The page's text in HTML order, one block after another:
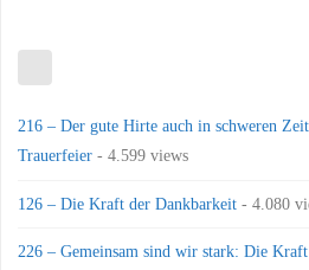
216 – Der gute Hirte auch in schweren
Trauerfeier - 4.599 views
126 – Die Kraft der Dankbarkeit - 4.080
226 – Gemeinsam sind wir stark: Die